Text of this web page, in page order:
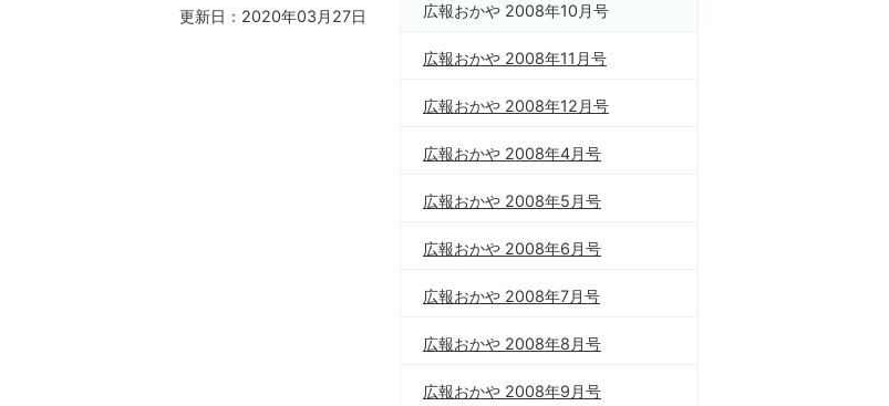
更新日：2020年03月27日 広報おかや 2008年10月号
広報おかや 2008年11月号
広報おかや 2008年12月号
広報おかや 2008年4月号
広報おかや 2008年5月号
広報おかや 2008年6月号
広報おかや 2008年7月号
広報おかや 2008年8月号
広報おかや 2008年9月号